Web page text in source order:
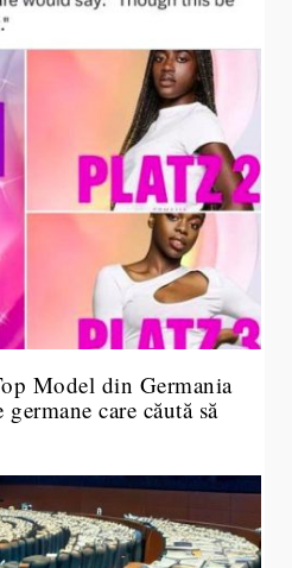
Model din Germania
care căută să